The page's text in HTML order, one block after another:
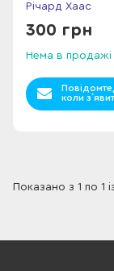
Річард Хаас
300 грн
Нема в продажі
Повідомте,
коли
Показано з 1 по 1